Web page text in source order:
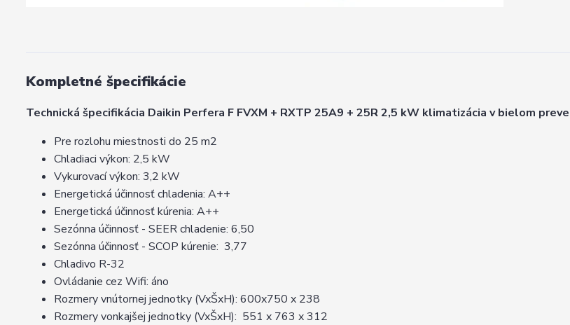
Kompletné špecifikácie
Technická špecifikácia Daikin Perfera F FVXM + RXTP 25A9 + 25R 2,5 kW klimatizácia v bielom
Pre rozlohu miestnosti do 25 m2
Chladiaci výkon: 2,5 kW
Vykurovací výkon: 3,2 kW
Energetická účinnosť chladenia: A++
Energetická účinnosť kúrenia: A++
Sezónna účinnosť - SEER chladenie: 6,50
Sezónna účinnosť - SCOP kúrenie: 3,77
Chladivo R-32
Ovládanie cez Wifi: áno
Rozmery vnútornej jednotky (VxŠxH): 600x750 x 238
Rozmery vonkajšej jednotky (VxŠxH): 551 x 763 x 312